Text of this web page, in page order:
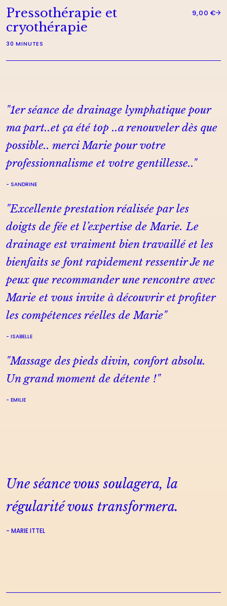
Pressothérapie et
cryothérapie
30 MINUTES
9,00 €
"1er séance de drainage lymphatique pour
ma part..et ça été top ..a renouveler dès que
possible.. merci Marie pour votre
professionnalisme et votre gentillesse.."
SANDRINE
"Excellente prestation réalisée par les
doigts de fée et l’expertise de Marie. Le
drainage est vraiment bien travaillé et les
bienfaits se font rapidement ressentir Je ne
peux que recommander une rencontre avec
Marie et vous invite à découvrir et profiter
les compétences réelles de Marie"
ISABELLE
"Massage des pieds divin, confort absolu.
Un grand moment de détente !"
EMILIE
Une séance vous soulagera, la
régularité vous transformera.
- MARIE ITTEL